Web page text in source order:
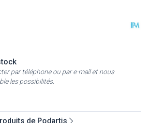
par téléphone ou par e-mail et nous
les possibilités.
de Podartis